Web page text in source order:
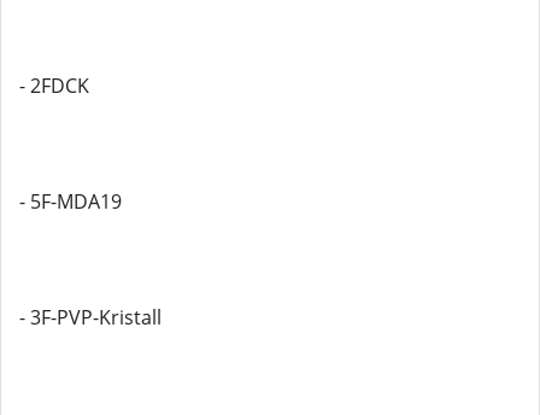
- 2FDCK
- 5F-MDA19
- 3F-PVP-Kristall